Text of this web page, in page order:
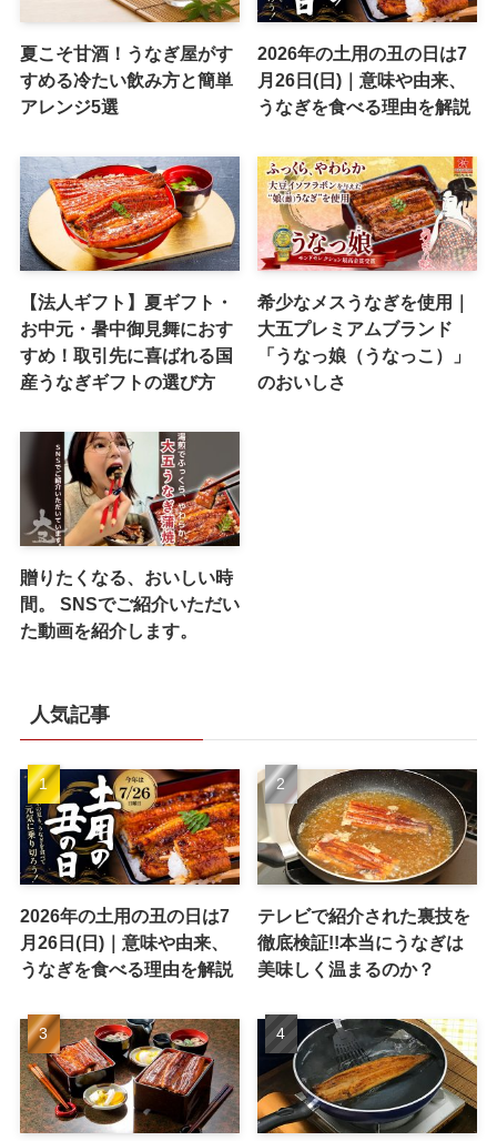
夏こそ甘酒！うなぎ屋がす
すめる冷たい飲み方と簡単
アレンジ5選
2026年の土用の丑の日は7
月26日(日)｜意味や由来、
うなぎを食べる理由を解説
【法人ギフト】夏ギフト・
お中元・暑中御見舞におす
すめ！取引先に喜ばれる国
産うなぎギフトの選び方
希少なメスうなぎを使用｜
大五プレミアムブランド
「うなっ娘（うなっこ）」
のおいしさ
贈りたくなる、おいしい時
間。 SNSでご紹介いただい
た動画を紹介します。
人気記事
2026年の土用の丑の日は7
月26日(日)｜意味や由来、
うなぎを食べる理由を解説
テレビで紹介された裏技を
徹底検証!!本当にうなぎは
美味しく温まるのか？